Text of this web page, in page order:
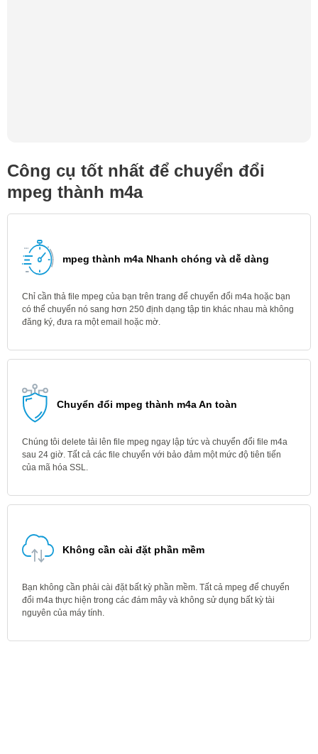
Công cụ tốt nhất để chuyển đổi
mpeg thành m4a
mpeg thành m4a Nhanh chóng và dễ dàng
Chỉ cần thả file mpeg của bạn trên trang để chuyển đổi m4a hoặc bạn
có thể chuyển nó sang hơn 250 định dạng tập tin khác nhau mà không
đăng ký, đưa ra một email hoặc mờ.
Chuyển đổi mpeg thành m4a An toàn
Chúng tôi delete tải lên file mpeg ngay lập tức và chuyển đổi file m4a
sau 24 giờ. Tất cả các file chuyển với bảo đảm một mức độ tiên tiến
của mã hóa SSL.
Không cần cài đặt phần mềm
Bạn không cần phải cài đặt bất kỳ phần mềm. Tất cả mpeg để chuyển
đổi m4a thực hiện trong các đám mây và không sử dụng bất kỳ tài
nguyên của máy tính.